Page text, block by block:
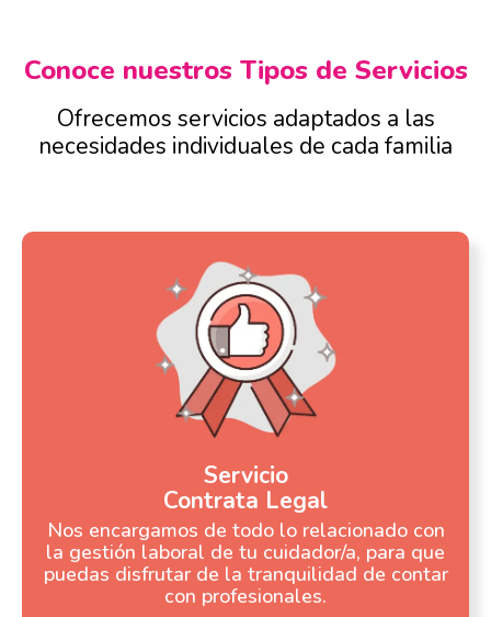
Conoce nuestros Tipos de Servicios
Ofrecemos servicios adaptados a las
necesidades individuales de cada familia
Servicio
Contrata Legal
Nos encargamos de todo lo relacionado con
la gestión laboral de tu cuidador/a, para que
puedas disfrutar de la tranquilidad de contar
con profesionales.